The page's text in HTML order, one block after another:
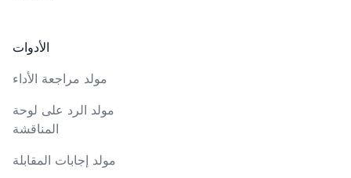
الأدوات
مولد مراجعة الأداء
مولد الرد على لوحة
المناقشة
مولد إجابات المقابلة